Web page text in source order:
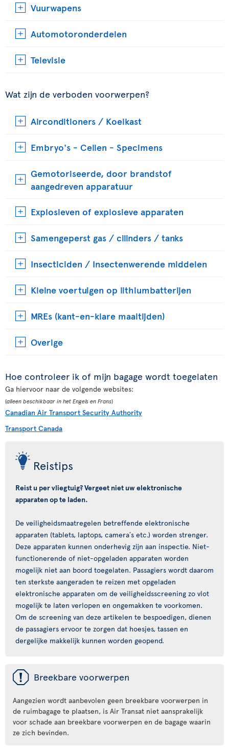
Vuurwapens
Automotoronderdelen
Televisie
Wat zijn de verboden voorwerpen?
Airconditioners / Koelkast
Embryo's - Cellen - Specimens
Gemotoriseerde, door brandstof
aangedreven apparatuur
Explosieven of explosieve apparaten
Samengeperst gas / cilinders / tanks
Insecticiden / Insectenwerende middelen
Kleine voertuigen op lithiumbatterijen
MREs (kant-en-klare maaltijden)
Overige
Hoe controleer ik of mijn bagage wordt toegelaten
Ga hiervoor naar de volgende websites:
(alleen beschikbaar in het Engels en Frans)
Canadian Air Transport Security Authority
Transport Canada
Reistips
Reist u per vliegtuig? Vergeet niet uw elektronische
apparaten op te laden.
De veiligheidsmaatregelen betreffende elektronische
apparaten (tablets, laptops, camera´s etc.) worden strenger.
Deze apparaten kunnen onderhevig zijn aan inspectie. Niet-
functionerende of niet-opgeladen apparaten worden
mogelijk niet aan boord toegelaten. Passagiers wordt daarom
ten sterkste aangeraden te reizen met opgeladen
elektronische apparaten om de veiligheidsscreening zo vlot
mogelijk te laten verlopen en ongemakken te voorkomen.
Om de screening van deze artikelen te bespoedigen, dienen
de passagiers ervoor te zorgen dat hoesjes, tassen en
dergelijke makkelijk kunnen worden geopend.
ü Breekbare voorwerpen
Aangezien wordt aanbevolen geen breekbare voorwerpen in
de ruimbagage te plaatsen, is Air Transat niet aansprakelijk
voor schade aan breekbare voorwerpen en de bagage waarin
ze zich bevinden.